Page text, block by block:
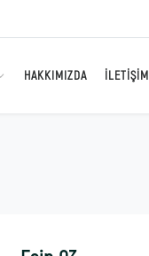
HAKKIMIZDA İLETIŞIM